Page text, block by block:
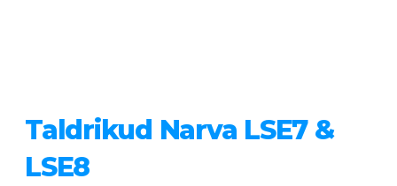
Taldrikud Narva LSE7 &
LSE8